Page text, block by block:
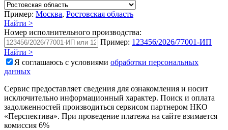
Пример: Москва, Ростовская область
Найти >
Номер исполнительного производства:
Пример: 123456/2026/77001-ИП
Найти >
Я соглашаюсь с условиями обработки персональных
данных
Сервис предоставляет сведения для ознакомления и носит
исключительно информационный характер. Поиск и оплата
задолженностей производиться сервисом партнером НКО
«Перспектива». При проведение платежа на сайте взимается
комиссия 6%